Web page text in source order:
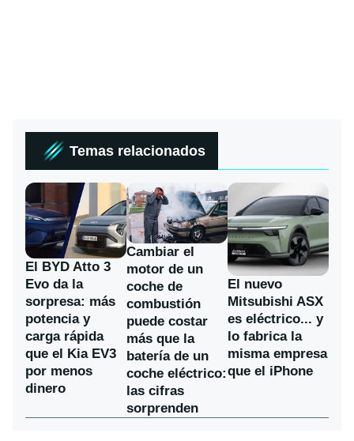
Temas relacionados
El BYD Atto 3
Evo da la
sorpresa: más
potencia y
carga rápida
que el Kia EV3
por menos
dinero
Cambiar el
motor de un
coche de
combustión
puede costar
más que la
batería de un
coche eléctrico:
las cifras
sorprenden
El nuevo
Mitsubishi ASX
es eléctrico... y
lo fabrica la
misma empresa
que el iPhone